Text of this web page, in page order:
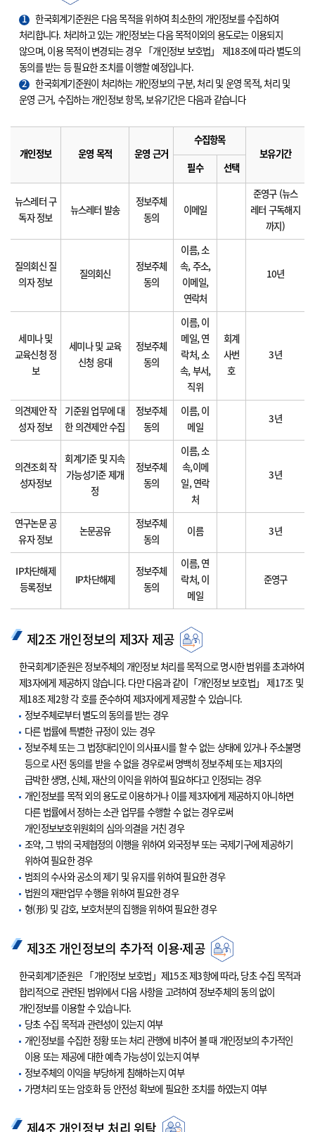
1
한국회계기준원은 다음 목적을 위하여 최소한의 개인정보를 수집하여
처리합니다. 처리하고 있는 개인정보는 다음 목적이외의 용도로는 이용되지
않으며, 이용 목적이 변경되는 경우 「개인정보 보호법」 제18조에 따라 별도의
동의를 받는 등 필요한 조치를 이행할 예정입니다.
2
한국회계기준원이 처리하는 개인정보의 구분, 처리 및 운영 목적, 처리 및
운영 근거, 수집하는 개인정보 항목, 보유기간은 다음과 같습니다
개인정보 운영 목적 운영 근거
수집항목
보유기간
필수
선택
뉴스레터 구
독자 정보
뉴스레터 발송
정보주체
동의
이메일
준영구 (뉴스
레터 구독해지
까지)
질의회신 질
의자 정보
질의회신
정보주체
동의
이름, 소
속, 주소,
이메일,
연락처
10년
세미나 및
교육신청 정
보
세미나 및 교육
신청 응대
정보주체
동의
이름, 이
메일, 연
락처, 소
속, 부서,
직위
회계
사번
호
3년
의견제안 작
성자 정보
기준원 업무에 대
한 의견제안 수집
정보주체
동의
이름, 이
메일
3년
의견조회 작
성자정보
회계기준 및 지속
가능성기준 제개
정
정보주체
동의
이름, 소
속,이메
일, 연락
처
3년
연구논문 공
유자 정보
논문공유
정보주체
동의
이름 3년
IP차단해제
등록정보
IP차단해제
정보주체
동의
이름, 연
락처, 이
메일
준영구
제2조 개인정보의 제3자 제공
한국회계기준원은 정보주체의 개인정보 처리를 목적으로 명시한 범위를 초과하여
제3자에게 제공하지 않습니다. 다만 다음과 같이「개인정보 보호법」 제17조 및
제18조 제2항 각 호를 준수하여 제3자에게 제공할 수 있습니다.
정보주체로부터 별도의 동의를 받는 경우
다른 법률에 특별한 규정이 있는 경우
정보주체 또는 그 법정대리인이 의사표시를 할 수 없는 상태에 있거나 주소불명
등으로 사전 동의를 받을 수 없을 경우로써 명백히 정보주체 또는 제3자의
급박한 생명, 신체, 재산의 이익을 위하여 필요하다고 인정되는 경우
개인정보를 목적 외의 용도로 이용하거나 이를 제3자에게 제공하지 아니하면
다른 법률에서 정하는 소관 업무를 수행할 수 없는 경우로써
개인정보보호위원회의 심의·의결을 거친 경우
조약, 그 밖의 국제협정의 이행을 위하여 외국정부 또는 국제기구에 제공하기
위하여 필요한 경우
범죄의 수사와 공소의 제기 및 유지를 위하여 필요한 경우
법원의 재판업무 수행을 위하여 필요한 경우
형(形) 및 감호, 보호처분의 집행을 위하여 필요한 경우
제3조 개인정보의 추가적 이용·제공
한국회계기준원은 「개인정보 보호법」제15조 제3항에 따라, 당초 수집 목적과
합리적으로 관련된 범위에서 다음 사항을 고려하여 정보주체의 동의 없이
개인정보를 이용할 수 있습니다.
당초 수집 목적과 관련성이 있는지 여부
개인정보를 수집한 정황 또는 처리 관행에 비추어 볼 때 개인정보의 추가적인
이용 또는 제공에 대한 예측 가능성이 있는지 여부
정보주체의 이익을 부당하게 침해하는지 여부
가명처리 또는 암호화 등 안전성 확보에 필요한 조치를 하였는지 여부